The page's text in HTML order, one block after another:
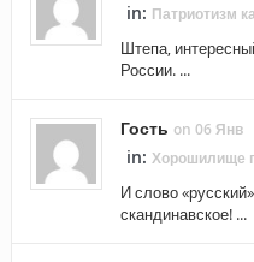
in: Патриотизм
Штепа,
России. ...
Гость on 06 Янв
in: Хорошилище
И слово
скандинавское! ...